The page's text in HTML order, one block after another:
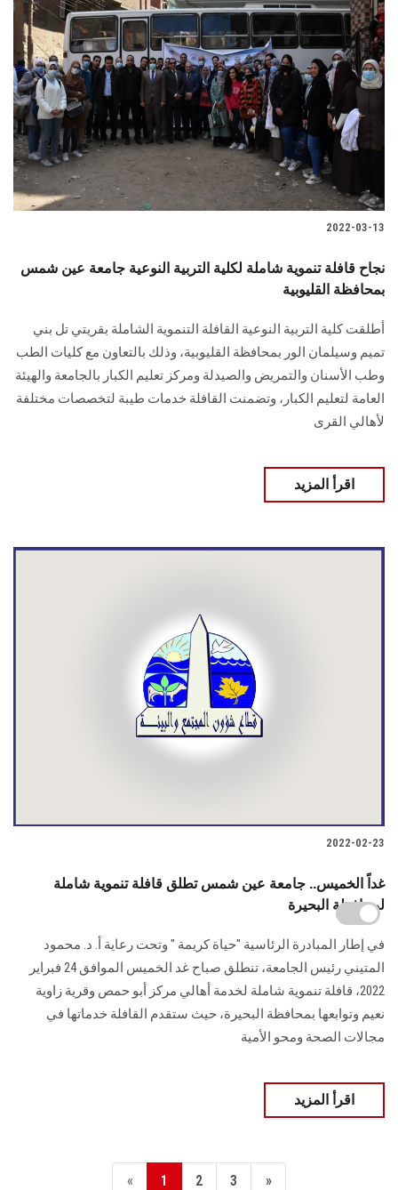
2022-03-13
نجاح قافلة تنموية شاملة لكلية التربية النوعية جامعة عين شمس
بمحافظة القليوبية
أطلقت كلية التربية النوعية القافلة التنموية الشاملة بقريتي تل بني
تميم وسيلمان الور بمحافظة القليوبية، وذلك بالتعاون مع كليات الطب
وطب الأسنان والتمريض والصيدلة ومركز تعليم الكبار بالجامعة والهيئة
العامة لتعليم الكبار، وتضمنت القافلة خدمات طيبة لتخصصات مختلفة
لأهالي القرى
اقرأ المزيد
2022-02-23
غداً الخميس.. جامعة عين شمس تطلق قافلة تنموية شاملة
لمحافظة البحيرة
في إطار المبادرة الرئاسية "حياة كريمة " وتحت رعاية أ. د. محمود
المتيني رئيس الجامعة، تنطلق صباح غد الخميس الموافق 24 فبراير
2022، قافلة تنموية شاملة لخدمة أهالي مركز أبو حمص وقرية زاوية
نعيم وتوابعها بمحافظة البحيرة، حيث ستقدم القافلة خدماتها في
مجالات الصحة ومحو الأمية
اقرأ المزيد
« 1 2 3 »